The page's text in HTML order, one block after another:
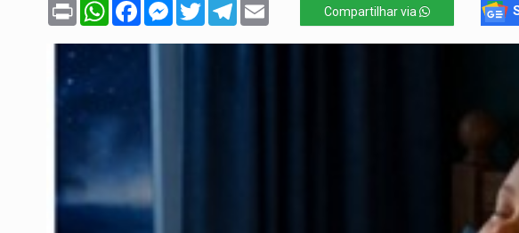
Print WhatsAppFacebookMessenger
TwitterTelegram Compartilhar via